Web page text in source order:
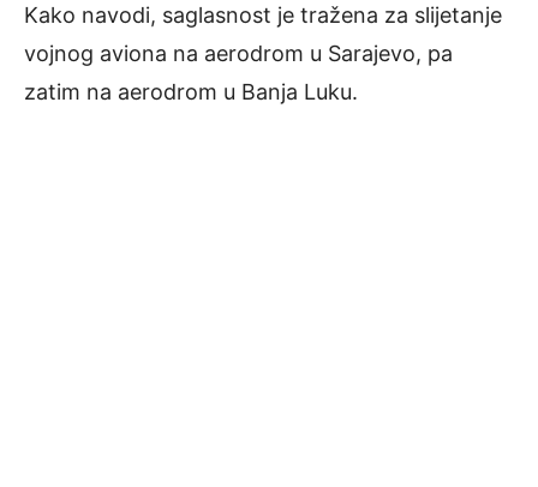
Kako navodi, saglasnost je tražena za slijetanje
vojnog aviona na aerodrom u Sarajevo, pa
zatim na aerodrom u Banja Luku.